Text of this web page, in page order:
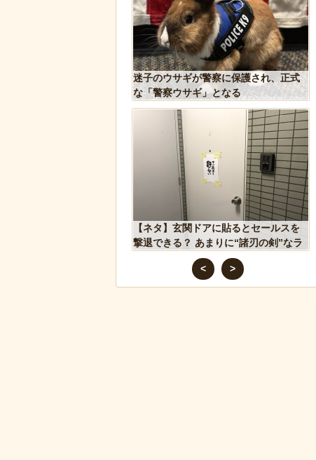
迷子のウサギが警察に保護され、正式
な「警察ウサギ」となる
【ネタ】玄関ドアに貼るとセールスを
撃退できる？ あまりに“諸刃の剣”なラ
イフハックが話題にｗ
<
>